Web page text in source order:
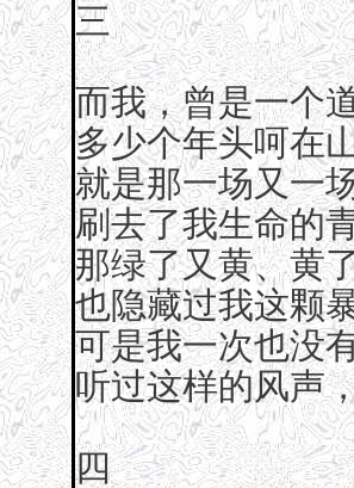
三
而我，曾是一个
多少个年头呵在
就是那一场又一
刷去了我生命的
那绿了又黄、黄
也隐藏过我这颗
可是我一次也没
听过这样的风声
四